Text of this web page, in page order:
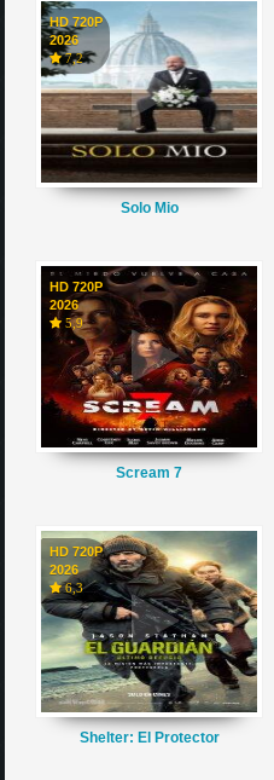
HD 720P
2026
7,2
Solo Mio
HD 720P
2026
5,9
Scream 7
HD 720P
2026
6,3
Shelter: El Protector